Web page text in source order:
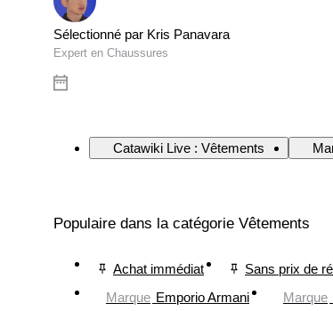
Sélectionné par Kris Panavara
Expert en Chaussures
Catawiki Live : Vêtements
Populaire dans la catégorie Vêtements
Achat immédiat Sans prix de
Marque Emporio Armani Marque